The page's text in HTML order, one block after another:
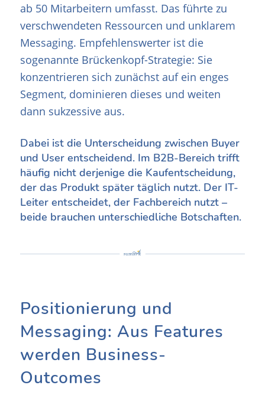
ab 50 Mitarbeitern umfasst. Das führte zu
verschwendeten Ressourcen und unklarem
Messaging. Empfehlenswerter ist die
sogenannte Brückenkopf-Strategie: Sie
konzentrieren sich zunächst auf ein enges
Segment, dominieren dieses und weiten
dann sukzessive aus.
Dabei ist die Unterscheidung zwischen Buyer
und User entscheidend. Im B2B-Bereich trifft
häufig nicht derjenige die Kaufentscheidung,
der das Produkt später täglich nutzt. Der IT-
Leiter entscheidet, der Fachbereich nutzt –
beide brauchen unterschiedliche Botschaften.
Positionierung und
Messaging: Aus Features
werden Business-
Outcomes